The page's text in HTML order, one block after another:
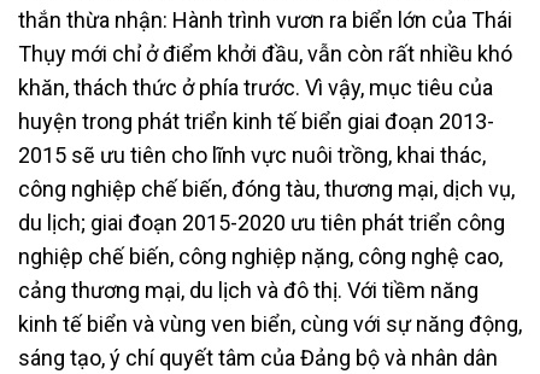
thắn thừa nhận: Hành trình vươn ra biển lớn của Thái
Thụy mới chỉ ở điểm khởi đầu, vẫn còn rất nhiều khó
khăn, thách thức ở phía trước. Vì vậy, mục tiêu của
huyện trong phát triển kinh tế biển giai đoạn 2013-
2015 sẽ ưu tiên cho lĩnh vực nuôi trồng, khai thác,
công nghiệp chế biến, đóng tàu, thương mại, dịch vụ,
du lịch; giai đoạn 2015-2020 ưu tiên phát triển công
nghiệp chế biến, công nghiệp nặng, công nghệ cao,
cảng thương mại, du lịch và đô thị. Với tiềm năng
kinh tế biển và vùng ven biển, cùng với sự năng động,
sáng tạo, ý chí quyết tâm của Đảng bộ và nhân dân